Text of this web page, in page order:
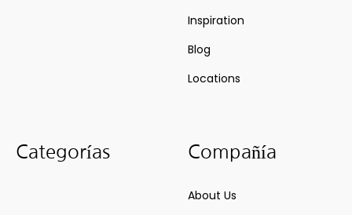
Inspiration
Blog
Locations
Categorías Compañía
About Us